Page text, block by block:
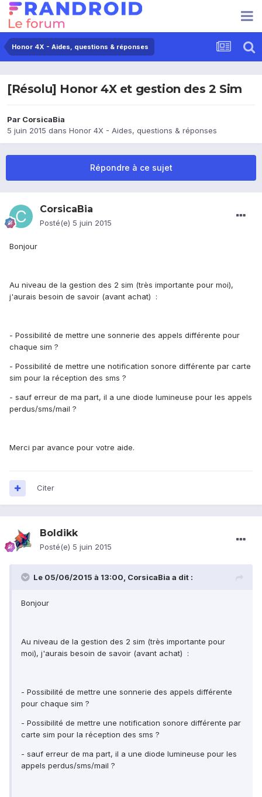
Honor 4X - Aides, questions & réponses
[Résolu] Honor 4X et gestion des 2 Sim
Par CorsicaBia
5 juin 2015 dans Honor 4X - Aides, questions & réponses
Répondre à ce sujet
CorsicaBia
Posté(e) 5 juin 2015
Bonjour
Au niveau de la gestion des 2 sim (très importante pour moi),
j'aurais besoin de savoir (avant achat) :
- Possibilité de mettre une sonnerie des appels différente pour
chaque sim ?
- Possibilité de mettre une notification sonore différente par carte
sim pour la réception des sms ?
- sauf erreur de ma part, il a une diode lumineuse pour les appels
perdus/sms/mail ?
Merci par avance pour votre aide.
Citer
Boldikk
Posté(e) 5 juin 2015
Le 05/06/2015 à 13:00, CorsicaBia a dit :
Bonjour
Au niveau de la gestion des 2 sim (très importante pour
moi), j'aurais besoin de savoir (avant achat) :
- Possibilité de mettre une sonnerie des appels différente
pour chaque sim ?
- Possibilité de mettre une notification sonore différente par
carte sim pour la réception des sms ?
- sauf erreur de ma part, il a une diode lumineuse pour les
appels perdus/sms/mail ?